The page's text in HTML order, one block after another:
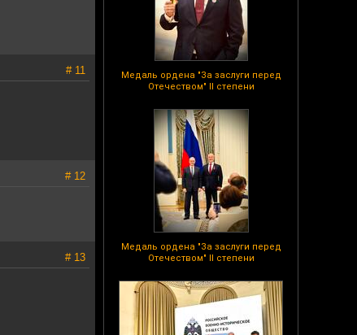
Медаль ордена "За заслуги перед
Отечеством" II степени
Медаль ордена "За заслуги перед
Отечеством" II степени
# 11
# 12
# 13